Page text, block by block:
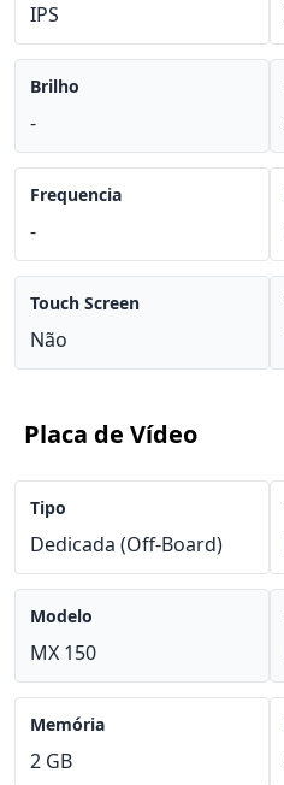
IPS
Brilho
-
Frequencia
-
Touch Screen
Não
Placa de Vídeo
Tipo
Dedicada (Off-Board)
Modelo
MX 150
Memória
2 GB